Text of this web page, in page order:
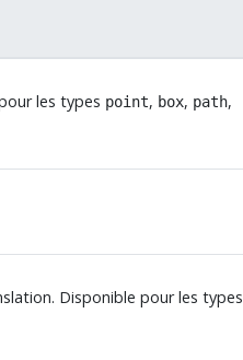
les types point, box, path,
Disponible pour les types